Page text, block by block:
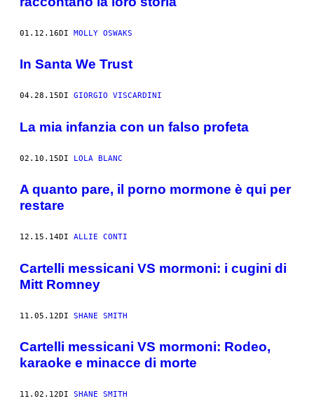
01.12.16DI MOLLY OSWAKS
In Santa We Trust
04.28.15DI GIORGIO VISCARDINI
La mia infanzia con un falso profeta
02.10.15DI LOLA BLANC
A quanto pare, il porno mormone è qui per
restare
12.15.14DI ALLIE CONTI
Cartelli messicani VS mormoni: i cugini di
Mitt Romney
11.05.12DI SHANE SMITH
Cartelli messicani VS mormoni: Rodeo,
karaoke e minacce di morte
11.02.12DI SHANE SMITH